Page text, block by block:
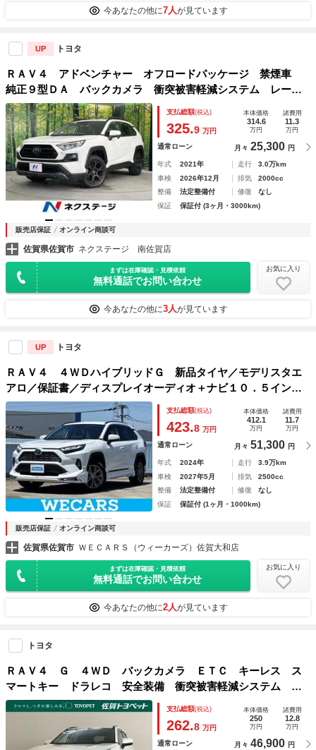
今あなたの他に7人が見ています
UP トヨタ
ＲＡＶ４ アドベンチャー オフロードパッケージ 禁煙車
純正９型ＤＡ バックカメラ 衝突被害軽減システム レーダ
ークルーズ 電動リアゲート 前席シートエアコン パワーシ
ート ドラレコ 合皮レザーシート コーナーセンサー ＬＥ
Ｄヘッド ルーフレール
支払総額(税込)
325.9 万円
本体価格
314.6
万円
諸費用
11.3
万円
通常ローン 月々 25,300 円
年式 2021年 走行
3.0万km
車検
2026年12月 排気
2000cc
整備
法定整備付 修復
なし
保証
保証付 (3ヶ月・3000km)
販売店保証 オンライン商談可
佐賀県佐賀市 ネクステージ 南佐賀店
まずは在庫確認・見積依頼
無料通話でお問い合わせ
お気に入り
今あなたの他に3人が見ています
UP トヨタ
ＲＡＶ４ ４ＷＤハイブリッドＧ 新品タイヤ／モデリスタエ
アロ／保証書／ディスプレイオーディオ＋ナビ１０．５インチ
／デジタルインナーミラー／トヨタセーフティセンス／シート
ヒーター 全席／パノラミックビューモニター
支払総額(税込)
423.8 万円
本体価格
412.1
万円
諸費用
11.7
万円
通常ローン 月々 51,300 円
年式 2024年 走行
3.9万km
車検
2027年5月 排気
2500cc
整備
法定整備付 修復
なし
保証
保証付 (1ヶ月・1000km)
販売店保証 オンライン商談可
佐賀県佐賀市 ＷＥＣＡＲＳ（ウィーカーズ）佐賀大和店
まずは在庫確認・見積依頼
無料通話でお問い合わせ
お気に入り
今あなたの他に2人が見ています
トヨタ
ＲＡＶ４ Ｇ ４ＷＤ バックカメラ ＥＴＣ キーレス ス
マートキー ドラレコ 安全装備 衝突被害軽減システム オ
ートクルーズコントロール フル装備 電動シート
支払総額(税込)
262.8 万円
本体価格
250
万円
諸費用
12.8
万円
通常ローン 月々 46,900 円